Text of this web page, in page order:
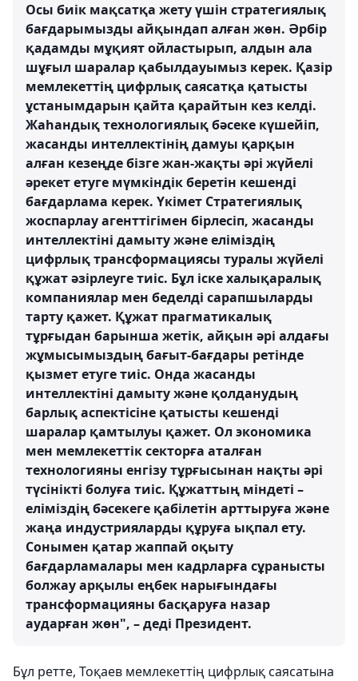
Осы биік мақсатқа жету үшін стратегиялық
бағдарымызды айқындап алған жөн. Әрбір
қадамды мұқият ойластырып, алдын ала
шұғыл шаралар қабылдауымыз керек. Қазір
мемлекеттің цифрлық саясатқа қатысты
ұстанымдарын қайта қарайтын кез келді.
Жаһандық технологиялық бәсеке күшейіп,
жасанды интеллектінің дамуы қарқын
алған кезеңде бізге жан-жақты әрі жүйелі
әрекет етуге мүмкіндік беретін кешенді
бағдарлама керек. Үкімет Стратегиялық
жоспарлау агенттігімен бірлесіп, жасанды
интеллектіні дамыту және еліміздің
цифрлық трансформациясы туралы жүйелі
құжат әзірлеуге тиіс. Бұл іске халықаралық
компаниялар мен беделді сарапшыларды
тарту қажет. Құжат прагматикалық
тұрғыдан барынша жетік, айқын әрі алдағы
жұмысымыздың бағыт-бағдары ретінде
қызмет етуге тиіс. Онда жасанды
интеллектіні дамыту және қолданудың
барлық аспектісіне қатысты кешенді
шаралар қамтылуы қажет. Ол экономика
мен мемлекеттік секторға аталған
технологияны енгізу тұрғысынан нақты әрі
түсінікті болуға тиіс. Құжаттың міндеті –
еліміздің бәсекеге қабілетін арттыруға және
жаңа индустрияларды құруға ықпал ету.
Сонымен қатар жаппай оқыту
бағдарламалары мен кадрларға сұранысты
болжау арқылы еңбек нарығындағы
трансформацияны басқаруға назар
аударған жөн", – деді Президент.
Бұл ретте, Тоқаев мемлекеттің цифрлық саясатына